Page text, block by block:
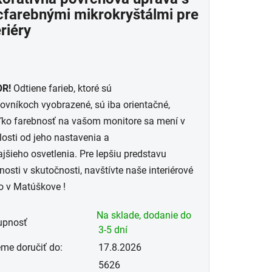
mikrokryštálmi pre
Odtiene farieb, ktoré sú
vyobrazené, sú iba orientačné,
farebnosť na vašom monitore sa mení v
od jeho nastavenia a
osvetlenia. Pre lepšiu predstavu
v skutočnosti, navštívte naše interiérové
v Matúškove !
Na sklade, dodanie do
3-5 dní
doručiť do:
17.8.2026
5626